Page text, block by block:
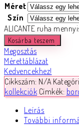
Méret
Szín
ALICANTE ruha
Kosárba teszem
Megosztás
Mérettáblázat
Kedvencekhez!
Cikkszám: N/A
kollekciók Címkék:
Leírás
További